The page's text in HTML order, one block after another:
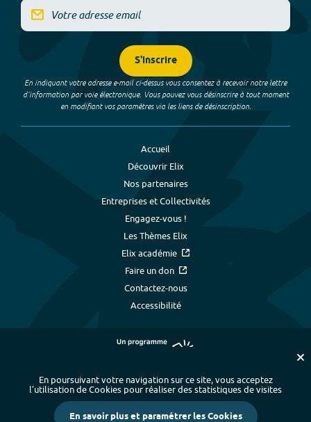
S'inscrire
En indiquant votre adresse e-mail ci-dessus vous consentez à recevoir notre lettre
d’information par voie électronique. Vous pouvez vous désinscrire à tout moment
en modifiant vos paramètres via les liens de désinscription.
Accueil
Découvrir Elix
Nos partenaires
Entreprises et Collectivités
Engagez-vous !
Les Thèmes Elix
Elix académie
Faire un don
Contactez-nous
Accessibilité
Plan du site - Index alphabétique
-
Mentions légales et données personnelles
- Paramétrer les cookies
En poursuivant votre navigation sur ce site, vous acceptez
l’utilisation de Cookies pour réaliser des statistiques de visites
En savoir plus et paramétrer les Cookies